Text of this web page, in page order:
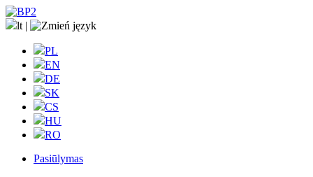
lt |
PL
EN
DE
SK
CS
HU
RO
Pasiūlymas